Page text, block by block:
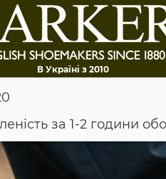
В Україні з 2010
за 1-2 години